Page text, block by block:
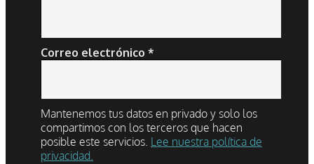
Correo electrónico *
Mantenemos tus datos en privado y solo los
compartimos con los terceros que hacen
posible este servicios. Lee nuestra política de
privacidad.